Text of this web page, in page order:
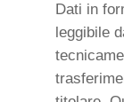
Dati in
leggibile